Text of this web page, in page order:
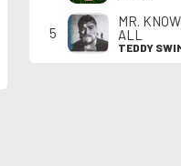
5
MR.
ALL
TEDDY